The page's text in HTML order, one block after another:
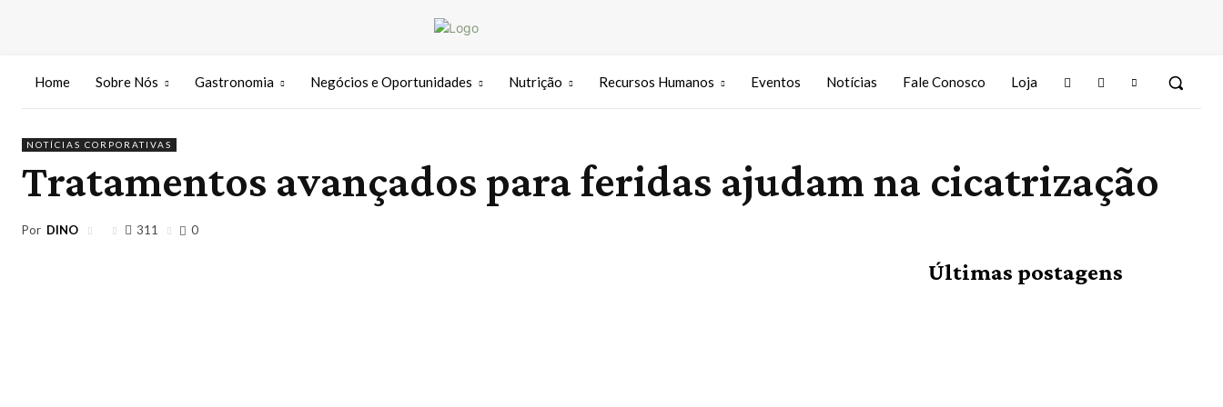
Home Sobre Nós Gastronomia Negócios e Oportunidades Nutrição Recursos Humanos Eventos Notícias Fale Conosco Loja
NOTÍCIAS CORPORATIVAS
Tratamentos avançados para feridas ajudam na cicatrização
Por DINO 311 0
Últimas postagens